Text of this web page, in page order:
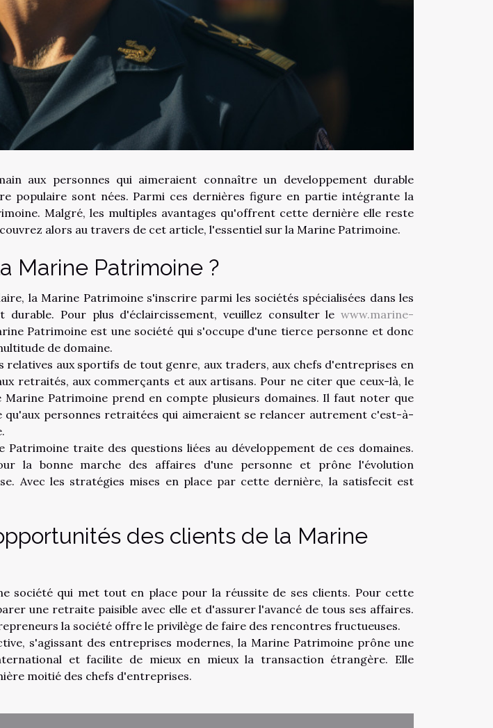
aux personnes qui aimeraient connaître un developpement durable
populaire sont nées. Parmi ces dernières figure en partie intégrante la
Malgré, les multiples avantages qu'offrent cette dernière elle reste
alors au travers de cet article, l'essentiel sur la Marine Patrimoine.
Marine Patrimoine ?
la Marine Patrimoine s'inscrire parmi les sociétés spécialisées dans les
durable. Pour plus d'éclaircissement, veuillez consulter le www.marine-
Patrimoine est une société qui s'occupe d'une tierce personne et donc
de domaine.
relatives aux sportifs de tout genre, aux traders, aux chefs d'entreprises en
retraités, aux commerçants et aux artisans. Pour ne citer que ceux-là, le
Marine Patrimoine prend en compte plusieurs domaines. Il faut noter que
personnes retraitées qui aimeraient se relancer autrement c'est-à-
Patrimoine traite des questions liées au développement de ces domaines.
la bonne marche des affaires d'une personne et prône l'évolution
Avec les stratégies mises en place par cette dernière, la satisfecit est
des clients de la Marine
société qui met tout en place pour la réussite de ses clients. Pour cette
une retraite paisible avec elle et d'assurer l'avancé de tous ses affaires.
la société offre le privilège de faire des rencontres fructueuses.
s'agissant des entreprises modernes, la Marine Patrimoine prône une
et facilite de mieux en mieux la transaction étrangère. Elle
moitié des chefs d'entreprises.